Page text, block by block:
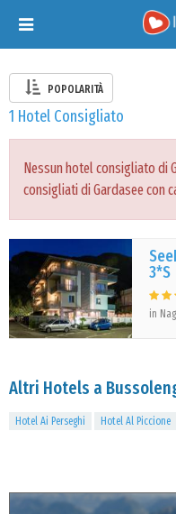
Toggle
navigation
POPOLARITÀ
1 Hotel Consigliato
Nessun hotel consigliato di
consigliati di Gardasee con
3*S
in
Altri Hotels a
Hotel Ai Perseghi Hotel Al Piccione